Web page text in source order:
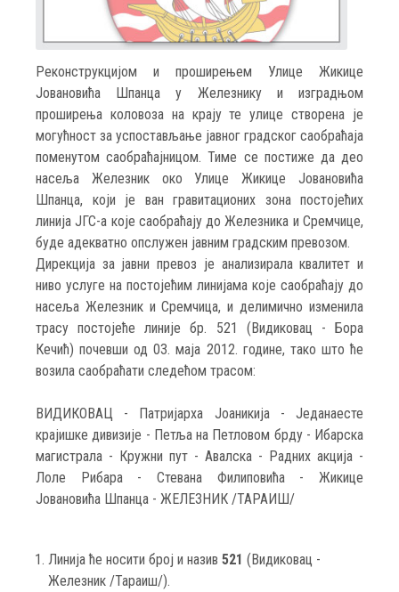
Реконструкцијом и проширењем Улице Жикице
Јовановића Шпанца у Железнику и изградњом
проширења коловоза на крају те улице створена је
могућност за успостављање јавног градског саобраћаја
поменутом саобраћајницом. Тиме се постиже да део
насеља Железник око Улице Жикице Јовановића
Шпанца, који је ван гравитационих зона постојећих
линија ЈГС-а које саобраћају до Железника и Сремчице,
буде адекватно опслужен јавним градским превозом.
Дирекција за јавни превоз је анализирала квалитет и
ниво услуге на постојећим линијама које саобраћају до
насеља Железник и Сремчица, и делимично изменила
трасу постојеће линије бр. 521 (Видиковац - Бора
Кечић) почевши од 03. маја 2012. године, тако што ће
возила саобраћати следећом трасом:
ВИДИКОВАЦ - Патријарха Јоаникија - Једанаесте
крајишке дивизије - Петља на Петловом брду - Ибарска
магистрала - Кружни пут - Авалска - Радних акција -
Лоле Рибара - Стевана Филиповића - Жикице
Јовановића Шпанца - ЖЕЛЕЗНИК /ТАРАИШ/
Линија ће носити број и назив 521 (Видиковац -
Железник /Тараиш/).